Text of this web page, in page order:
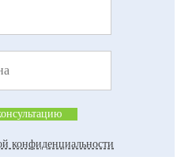
конфиденциальности